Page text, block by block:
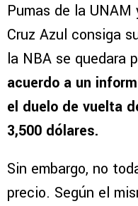
Pumas de la
Cruz Azul consiga
la NBA se quedara
acuerdo a un
el duelo de vuelta
3,500 dólares.
Sin embargo, no
precio. Según el